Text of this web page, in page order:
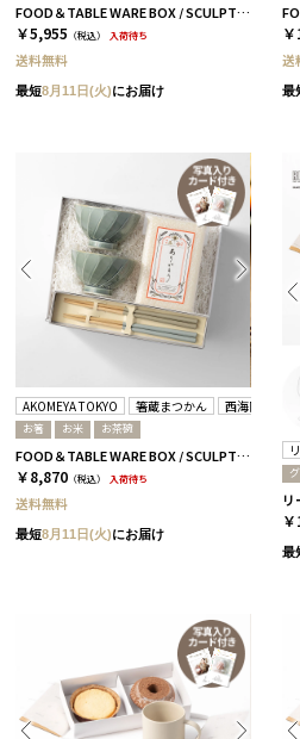
FOOD＆TABLE WARE BOX / SCULPTURE / お米 / ありがとう米
￥5,955 （税込） 入荷待ち
送料無料
最短8月11日(火)にお届け
送
最
AKOMEYA TOKYO 箸蔵まつかん 西海陶器
お箸 お米 お茶碗
FOOD＆TABLE WARE BOX / SCULPTURE / お米+箸 / ありがとう米 / 浜色＆雲色
￥8,870 （税込） 入荷待ち
送料無料
最短8月11日(火)にお届け
最